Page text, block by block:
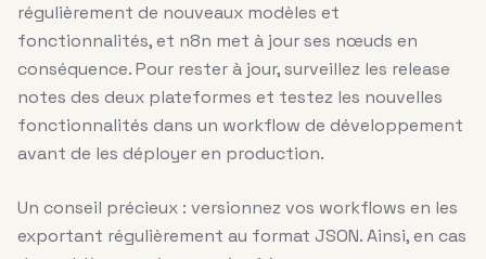
régulièrement de nouveaux modèles et
fonctionnalités, et n8n met à jour ses nœuds en
conséquence. Pour rester à jour, surveillez les release
notes des deux plateformes et testez les nouvelles
fonctionnalités dans un workflow de développement
avant de les déployer en production.
Un conseil précieux : versionnez vos workflows en les
exportant régulièrement au format JSON. Ainsi, en cas